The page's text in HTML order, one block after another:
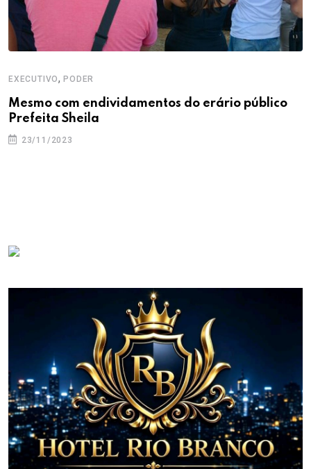
EXECUTIVO,PODER
Mesmo com endividamentos do erário público
Prefeita Sheila
23/11/2023